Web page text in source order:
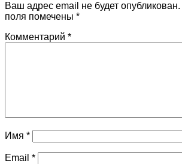
Ваш адрес email не будет опубликован.
поля помечены *
Комментарий *
Имя *
Email *